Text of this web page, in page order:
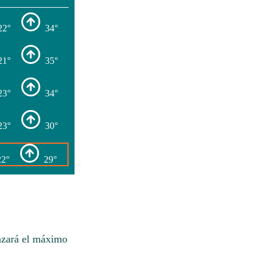
34°
35°
34°
30°
29°
el máximo